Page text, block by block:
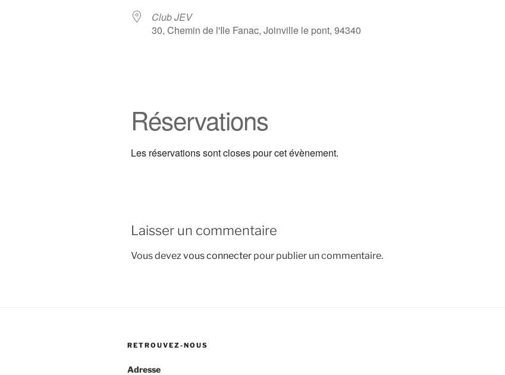
Club JEV
30, Chemin de l'Ile Fanac, Joinville le pont, 94340
Réservations
Les réservations sont closes pour cet évènement.
Laisser un commentaire
Vous devezvous connecter pour publier un commentaire.
RETROUVEZ-NOUS
Adresse